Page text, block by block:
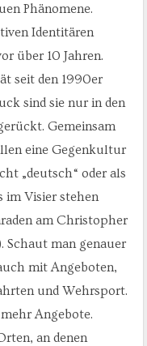
Phänomene.
Identitären
über 10 Jahren.
seit den 1990er
sind sie nur in den
Gemeinsam
eine Gegenkultur
„deutsch“ oder als
im Visier stehen
am Christopher
Schaut man genauer
mit Angeboten,
und Wehrsport.
Angebote.
an denen